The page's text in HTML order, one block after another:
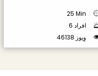
25 Min
6 افراد
46138 وِیوز